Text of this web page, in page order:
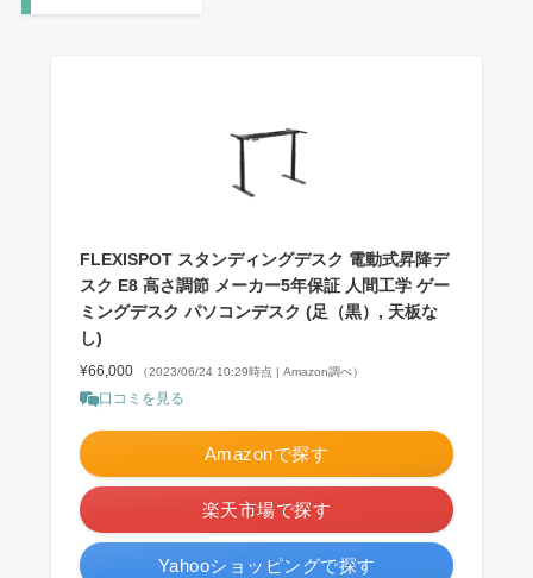
FLEXISPOT スタンディングデスク 電動式昇降デ
スク E8 高さ調節 メーカー5年保証 人間工学 ゲー
ミングデスク パソコンデスク (足（黒）, 天板な
し)
¥66,000 （2023/06/24 10:29時点 | Amazon調べ）
口コミを見る
Amazonで探す
楽天市場で探す
Yahooショッピングで探す